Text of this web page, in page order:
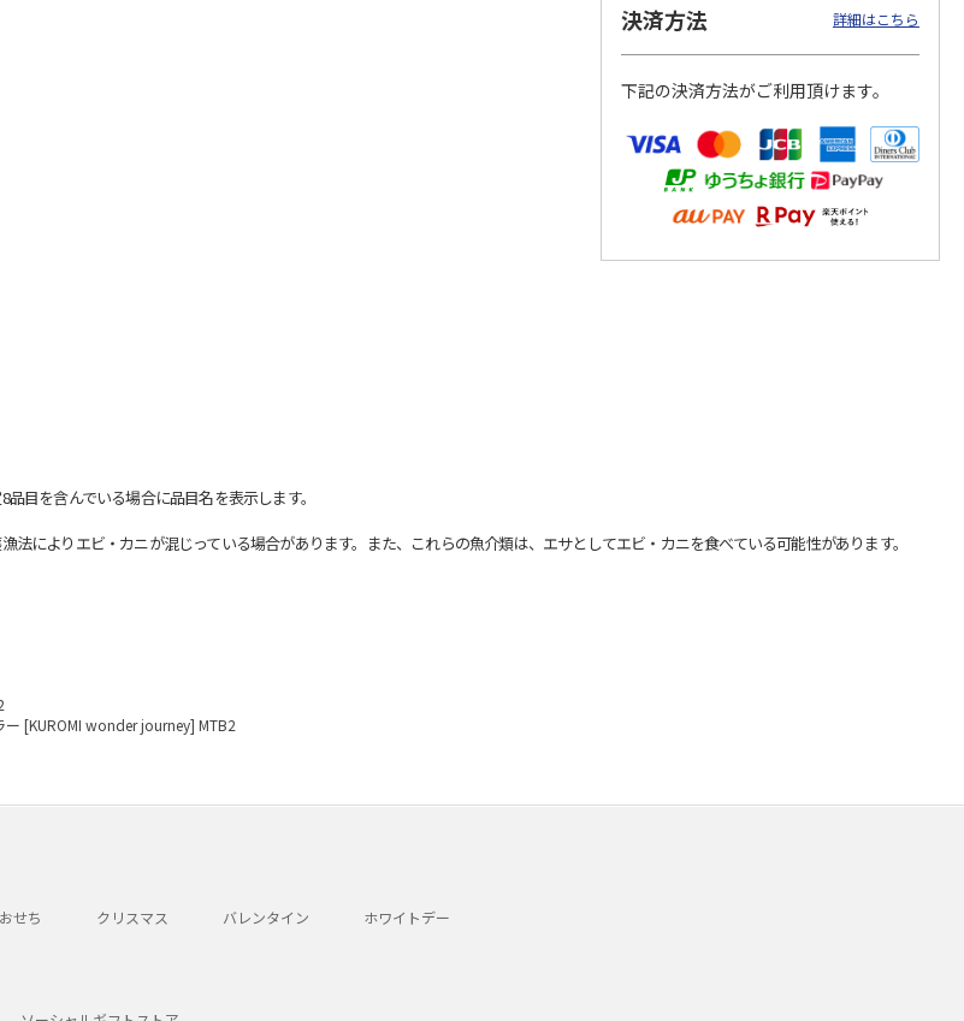
コーデュロイ生地ラ
ふわっとフタタイト
パペットスンスン
1,485円
(送料別・税込)
八角形ステンレスマ
ラックマ リラッ
4,510円
(送料別・税込)
決済方法 詳細はこちら
下記の決済方法がご利用頂けます。
目を含んでいる場合に品目名を表示します。
によりエビ・カニが混じっている場合があります。また、これらの魚介類は、エサとしてエビ・カニを食べている可能性があります。
ー [KUROMI wonder journey] MTB2
おせち クリスマス バレンタイン ホワイトデー